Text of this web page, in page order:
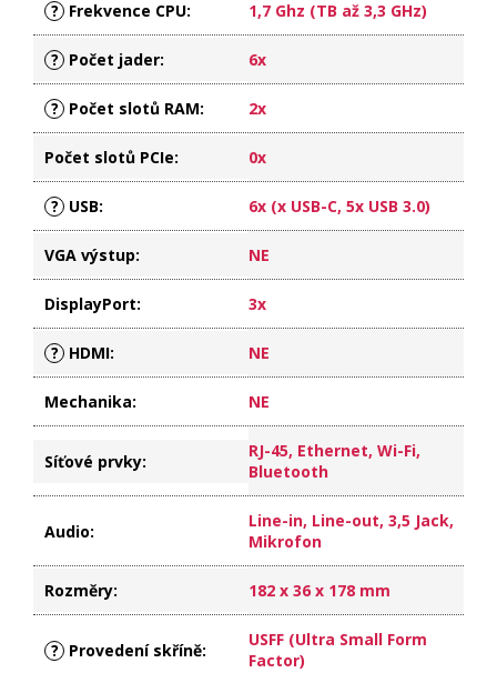
? Frekvence CPU: 1,7 Ghz (TB až 3,3 GHz)
? Počet jader: 6x
? Počet slotů RAM: 2x
Počet slotů PCIe: 0x
? USB: 6x (x USB-C, 5x USB 3.0)
VGA výstup: NE
DisplayPort: 3x
? HDMI: NE
Mechanika: NE
Síťové prvky:
RJ-45, Ethernet, Wi-Fi,
Bluetooth
Audio:
Line-in, Line-out, 3,5 Jack,
Mikrofon
Rozměry: 182 x 36 x 178 mm
? Provedení skříně:
USFF (Ultra Small Form
Factor)